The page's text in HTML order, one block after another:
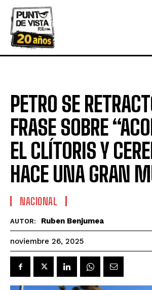
PETRO SE
FRASE SOBRE
EL CLÍTORIS Y
HACE UNA GRAN
NACIONAL
AUTOR: Ruben Benjumea
noviembre 26, 2025